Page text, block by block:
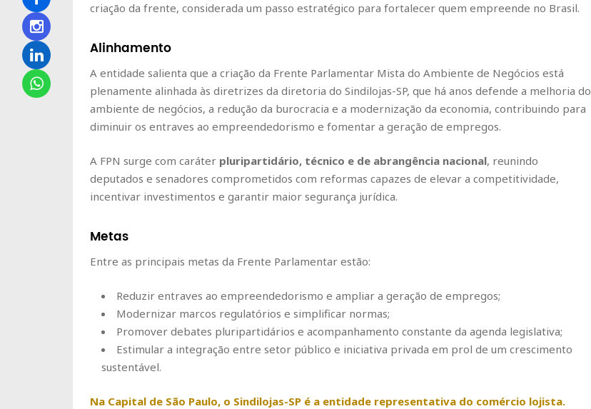
criação da frente, considerada um passo estratégico para fortalecer quem empreende no Brasil.
Alinhamento
A entidade salienta que a criação da Frente Parlamentar Mista do Ambiente de Negócios está
plenamente alinhada às diretrizes da diretoria do Sindilojas-SP, que há anos defende a melhoria do
ambiente de negócios, a redução da burocracia e a modernização da economia, contribuindo para
diminuir os entraves ao empreendedorismo e fomentar a geração de empregos.
A FPN surge com caráter pluripartidário, técnico e de abrangência nacional, reunindo
deputados e senadores comprometidos com reformas capazes de elevar a competitividade,
incentivar investimentos e garantir maior segurança jurídica.
Metas
Entre as principais metas da Frente Parlamentar estão:
Reduzir entraves ao empreendedorismo e ampliar a geração de empregos;
Modernizar marcos regulatórios e simplificar normas;
Promover debates pluripartidários e acompanhamento constante da agenda legislativa;
Estimular a integração entre setor público e iniciativa privada em prol de um crescimento
sustentável.
Na Capital de São Paulo, o Sindilojas-SP é a entidade representativa do comércio lojista.